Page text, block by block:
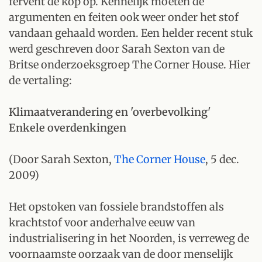
argumenten en feiten ook weer onder het stof
vandaan gehaald worden. Een helder recent stuk
werd geschreven door Sarah Sexton van de
Britse onderzoeksgroep The Corner House. Hier
de vertaling:
Klimaatverandering en 'overbevolking'
Enkele overdenkingen
(Door Sarah Sexton, The Corner House, 5 dec.
2009)
Het opstoken van fossiele brandstoffen als
krachtstof voor anderhalve eeuw van
industrialisering in het Noorden, is verreweg de
voornaamste oorzaak van de door menselijk